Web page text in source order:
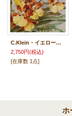
C.Klein・イエローフラワー
2,750円(税込)
[在庫数 1点]
ホ